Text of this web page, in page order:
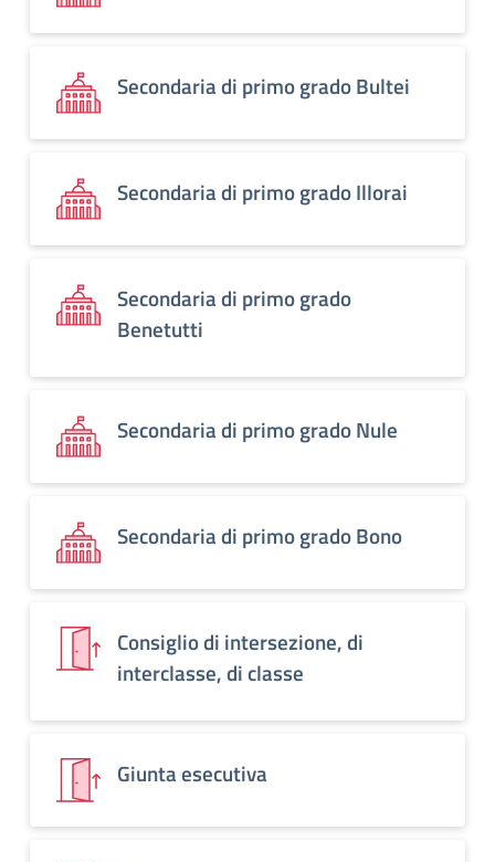
Secondaria di primo grado Bultei
Secondaria di primo grado Illorai
Secondaria di primo grado
Benetutti
Secondaria di primo grado Nule
Secondaria di primo grado Bono
Consiglio di intersezione, di
interclasse, di classe
Giunta esecutiva